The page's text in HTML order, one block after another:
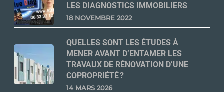
LES DIAGNOSTICS IMMOBILIERS
18 NOVEMBRE 2022
QUELLES SONT LES ÉTUDES À
MENER AVANT D’ENTAMER LES
TRAVAUX DE RÉNOVATION D’UNE
COPROPRIÉTÉ ?
14 MARS 2026